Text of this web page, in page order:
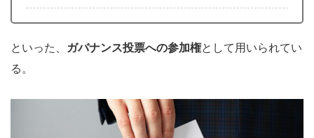
といった、 ガバナンス投票への参加権として用いられてい
る。